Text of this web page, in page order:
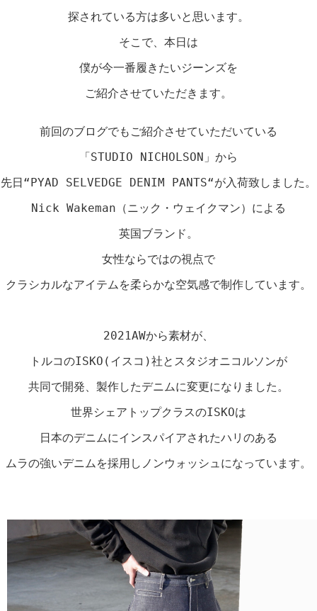
探されている方は多いと思います。
そこで、本日は
僕が今一番履きたいジーンズを
ご紹介させていただきます。
前回のブログでもご紹介させていただいている
「STUDIO NICHOLSON」から
先日“PYAD SELVEDGE DENIM PANTS“が入荷致しました。
Nick Wakeman（ニック・ウェイクマン）による
英国ブランド。
女性ならではの視点で
クラシカルなアイテムを柔らかな空気感で制作しています。
2021AWから素材が、
トルコのISKO(イスコ)社とスタジオニコルソンが
共同で開発、製作したデニムに変更になりました。
世界シェアトップクラスのISKOは
日本のデニムにインスパイアされたハリのある
ムラの強いデニムを採用しノンウォッシュになっています。